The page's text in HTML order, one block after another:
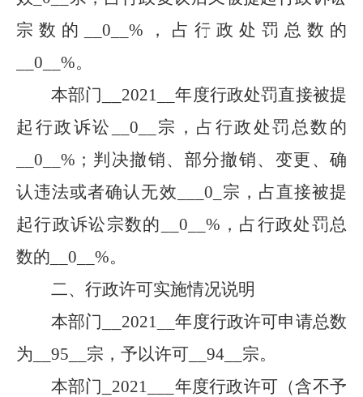
宗数的__ 0 __%，占行政处罚总数的
0 __%。
本部门
2021 __年度行政处罚直接被提
起行政诉讼__ 0 __宗，占行政处罚总数的
0 __%；判决撤销、部分撤销、变更、确
认违法或者确认无效___ 0 _宗，占直接被提
起行政诉讼宗数的__ 0 __%，占行政处罚总
数的__ 0 __%。
二、行政许可实施情况说明
本部门
2021 __年度行政许可申请总数
为__ 95 __宗，予以许可__ 94 __宗。
本部门
2021 ___年度行政许可（含不予